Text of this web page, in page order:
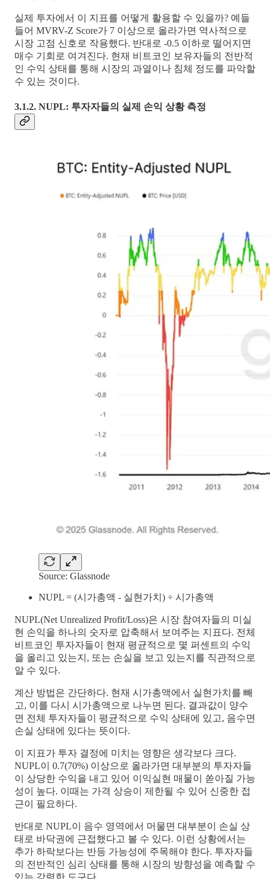
실제 투자에서 이 지표를 어떻게 활용할 수 있을까? 예들
들어 MVRV-Z Score가 7 이상으로 올라가면 역사적으로
시장 고점 신호로 작용했다. 반대로 -0.5 이하로 떨어지면
매수 기회로 여겨진다. 현재 비트코인 보유자들의 전반적
인 수익 상태를 통해 시장의 과열이나 침체 정도를 파악할
수 있는 것이다.
3.1.2. NUPL: 투자자들의 실제 손익 상황 측정
Source: Glassnode
NUPL = (시가총액 - 실현가치) ÷ 시가총액
NUPL(Net Unrealized Profit/Loss)은 시장 참여자들의 미실
현 손익을 하나의 숫자로 압축해서 보여주는 지표다. 전체
비트코인 투자자들이 현재 평균적으로 몇 퍼센트의 수익
을 올리고 있는지, 또는 손실을 보고 있는지를 직관적으로
알 수 있다.
계산 방법은 간단하다. 현재 시가총액에서 실현가치를 빼
고, 이를 다시 시가총액으로 나누면 된다. 결과값이 양수
면 전체 투자자들이 평균적으로 수익 상태에 있고, 음수면
손실 상태에 있다는 뜻이다.
이 지표가 투자 결정에 미치는 영향은 생각보다 크다.
NUPL이 0.7(70%) 이상으로 올라가면 대부분의 투자자들
이 상당한 수익을 내고 있어 이익실현 매물이 쏟아질 가능
성이 높다. 이때는 가격 상승이 제한될 수 있어 신중한 접
근이 필요하다.
반대로 NUPL이 음수 영역에서 머물면 대부분이 손실 상
태로 바닥권에 근접했다고 볼 수 있다. 이런 상황에서는
추가 하락보다는 반등 가능성에 주목해야 한다. 투자자들
의 전반적인 심리 상태를 통해 시장의 방향성을 예측할 수
있는 강력한 도구다.